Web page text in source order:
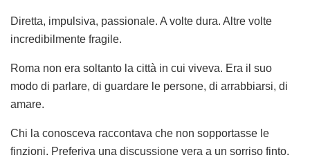
Diretta, impulsiva, passionale. A volte dura. Altre volte
incredibilmente fragile.
Roma non era soltanto la città in cui viveva. Era il suo
modo di parlare, di guardare le persone, di arrabbiarsi, di
amare.
Chi la conosceva raccontava che non sopportasse le
finzioni. Preferiva una discussione vera a un sorriso finto.